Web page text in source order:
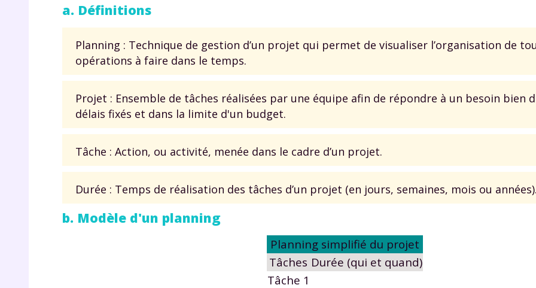
a. Définitions
Planning : Technique de gestion d’un projet qui permet de visualiser l’organisation de
opérations à faire dans le temps.
Projet : Ensemble de tâches réalisées par une équipe afin de répondre à un besoin bien
délais fixés et dans la limite d'un budget.
Tâche : Action, ou activité, menée dans le cadre d’un projet.
Durée : Temps de réalisation des tâches d’un projet (en jours, semaines, mois ou
b. Modèle d'un planning
Planning simplifié du projet
Tâches Durée (qui et quand)
Tâche 1